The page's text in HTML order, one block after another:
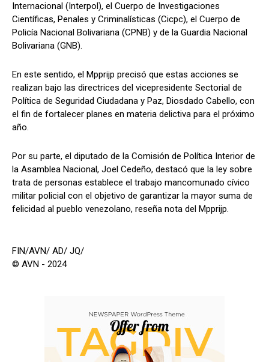
Internacional (Interpol), el Cuerpo de Investigaciones
Científicas, Penales y Criminalísticas (Cicpc), el Cuerpo de
Policía Nacional Bolivariana (CPNB) y de la Guardia Nacional
Bolivariana (GNB).
En este sentido, el Mpprijp precisó que estas acciones se
realizan bajo las directrices del vicepresidente Sectorial de
Política de Seguridad Ciudadana y Paz, Diosdado Cabello, con
el fin de fortalecer planes en materia delictiva para el próximo
año.
Por su parte, el diputado de la Comisión de Política Interior de
la Asamblea Nacional, Joel Cedeño, destacó que la ley sobre
trata de personas establece el trabajo mancomunado cívico
militar policial con el objetivo de garantizar la mayor suma de
felicidad al pueblo venezolano, reseña nota del Mpprijp.
FIN/AVN/ AD/ JQ/
© AVN - 2024